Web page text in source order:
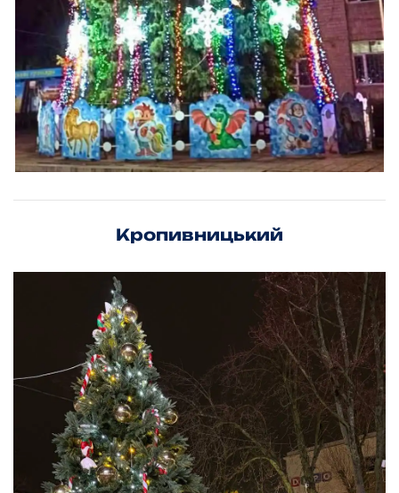
Кропивницький